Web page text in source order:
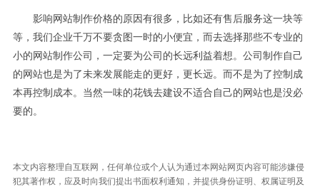
影响网站制作价格的原因有很多，比如还有售后服务这一块等
等，我们企业千万不要贪图一时的小便宜，而去选择那些不专业的
小的网站制作公司，一定要为公司的长远利益着想。公司制作自己
的网站也是为了未来发展能走的更好，更长远。而不是为了控制成
本再控制成本。当然一味的花钱去建设不适合自己的网站也是没必
要的。
本文内容整理自互联网，任何单位或个人认为通过本网站网页内容可能涉嫌侵
犯其著作权，应及时向我们提出书面权利通知，并提供身份证明、权属证明及